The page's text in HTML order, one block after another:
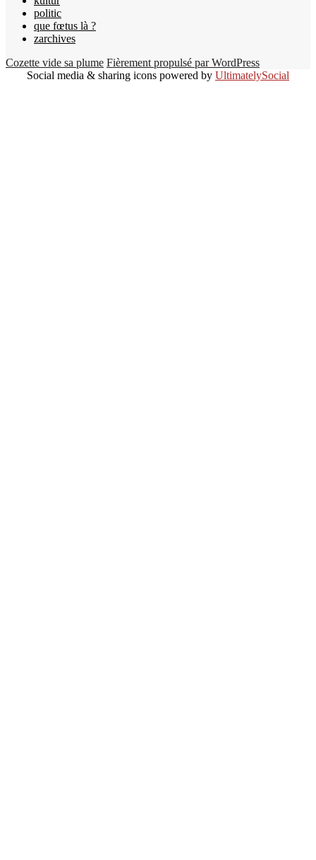
politic
que fœtus là ?
zarchives
Cozette vide sa plume Fièrement propulsé par WordPress
Social media & sharing icons powered by UltimatelySocial